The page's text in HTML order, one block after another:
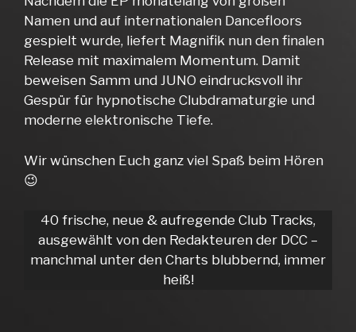
Namen und auf internationalen Dancefloors
gespielt wurde, liefert Magnifik nun den finalen
Release mit maximalem Momentum. Damit
beweisen Samm und JUNO eindrucksvoll ihr
Gespür für hypnotische Clubdramaturgie und
moderne elektronische Tiefe.
Wir wünschen Euch ganz viel Spaß beim Hören
😉
40 frische, neue & aufregende Club Tracks,
ausgewählt von den Redakteuren der DCC –
manchmal unter den Charts blubbernd, immer
heiß!